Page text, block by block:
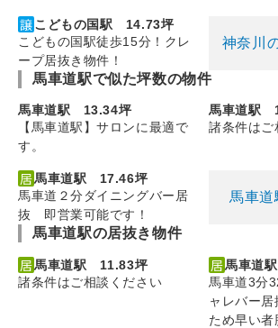
こどもの国駅 14.73坪
こどもの国駅徒歩15分！クレ
ープ居抜き物件！
神奈川
馬車道駅で似た坪数の物件
馬車道駅 13.34坪
【馬車道駅】サロンに最適で
す。
馬車道駅
諸条件はご
馬車道駅 17.46坪
馬車道２分ダイニングバー居
抜 即営業可能です！
馬車道
馬車道駅の居抜き物件
馬車道駅 11.83坪
諸条件はご相談ください
馬車道
馬車道3分
ャレバー
ため早い者